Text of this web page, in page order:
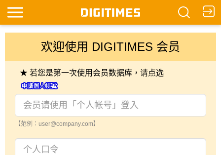
欢迎使用 DIGITIMES 会员
★ 若您是第一次使用会员数据库，请点选
【范例：user@company.com】